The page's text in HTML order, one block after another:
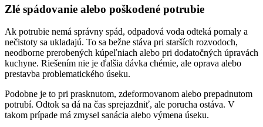
Zlé spádovanie alebo poškodené potrubie
Ak potrubie nemá správny spád, odpadová voda odteká pomaly a
nečistoty sa ukladajú. To sa bežne stáva pri starších rozvodoch,
neodborne prerobených kúpeľniach alebo pri dodatočných úpravách
kuchyne. Riešením nie je ďalšia dávka chémie, ale oprava alebo
prestavba problematického úseku.
Podobne je to pri prasknutom, zdeformovanom alebo prepadnutom
potrubí. Odtok sa dá na čas sprejazdniť, ale porucha ostáva. V
takom prípade má zmysel sanácia alebo výmena úseku.